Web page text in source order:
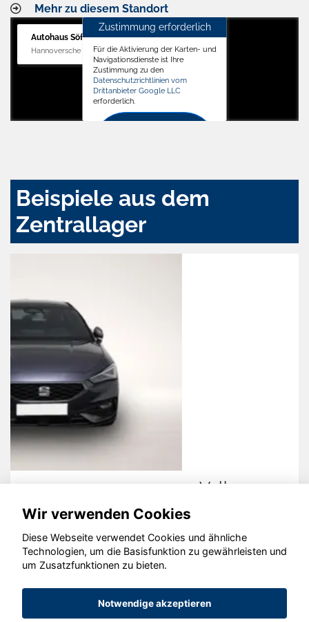
Mehr zu diesem Standort
Autohaus Söffker GmbH
Hannoversche Str. 34, 31688 Nienstädt
Zustimmung erforderlich
Für die Aktivierung der Karten- und
Navigationsdienste ist Ihre
Zustimmung zu den
Datenschutzrichtlinien vom
Drittanbieter Google LLC
erforderlich.
Beispiele aus dem
Zentrallager
© konjunkturmotor.de GmbH 2020 - 2026
Wir verwenden Cookies
Diese Webseite verwendet Cookies und ähnliche
Technologien, um die Basisfunktion zu gewährleisten und
um Zusatzfunktionen zu bieten.
Notwendige akzeptieren